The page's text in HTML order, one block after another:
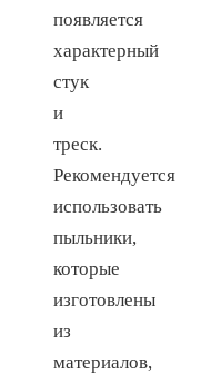
появляется
характерный
стук
и
треск.
Рекомендуется
использовать
пыльники,
которые
изготовлены
из
материалов,